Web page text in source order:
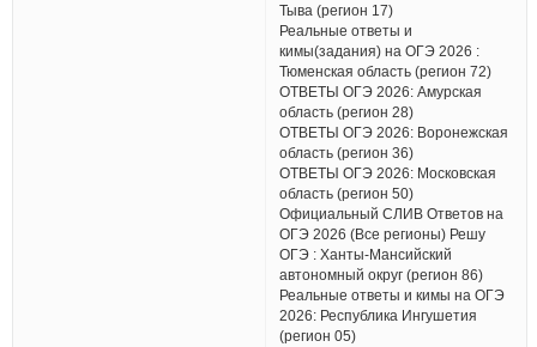
Тыва (регион 17)
Реальные ответы и
кимы(задания) на ОГЭ 2026 :
Тюменская область (регион 72)
ОТВЕТЫ ОГЭ 2026: Амурская
область (регион 28)
ОТВЕТЫ ОГЭ 2026: Воронежская
область (регион 36)
ОТВЕТЫ ОГЭ 2026: Московская
область (регион 50)
Официальный СЛИВ Ответов на
ОГЭ 2026 (Все регионы) Решу
ОГЭ : Ханты-Мансийский
автономный округ (регион 86)
Реальные ответы и кимы на ОГЭ
2026: Республика Ингушетия
(регион 05)